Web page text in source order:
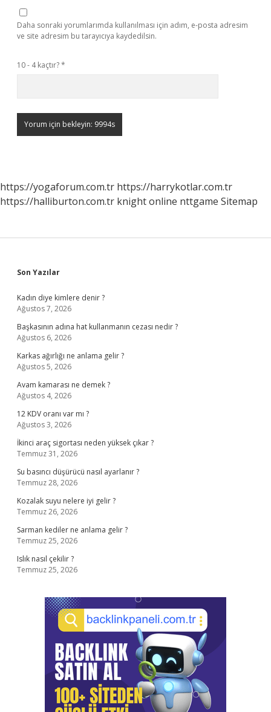
Daha sonraki yorumlarımda kullanılması için adım, e-posta adresim
ve site adresim bu tarayıcıya kaydedilsin.
10 - 4 kaçtır?*
https://yogaforum.com.tr https://harrykotlar.com.tr
https://halliburton.com.tr knight online nttgame Sitemap
Sidebar
Son Yazılar
Kadın diye kimlere denir ?
Ağustos 7, 2026
Başkasının adına hat kullanmanın cezası nedir ?
Ağustos 6, 2026
Karkas ağırlığı ne anlama gelir ?
Ağustos 5, 2026
Avam kamarası ne demek ?
Ağustos 4, 2026
12 KDV oranı var mı ?
Ağustos 3, 2026
İkinci araç sigortası neden yüksek çıkar ?
Temmuz 31, 2026
Su basıncı düşürücü nasıl ayarlanır ?
Temmuz 28, 2026
Kozalak suyu nelere iyi gelir ?
Temmuz 26, 2026
Sarman kediler ne anlama gelir ?
Temmuz 25, 2026
Islık nasıl çekilir ?
Temmuz 25, 2026